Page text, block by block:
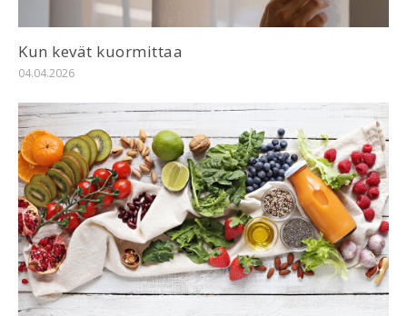
Kun kevät kuormittaa
04.04.2026